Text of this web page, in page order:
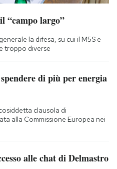
“campo largo”
la difesa, su cui il M5S e
troppo diverse
di più per energia
clausola di
alla Commissione Europea nei
alle chat di Delmastro